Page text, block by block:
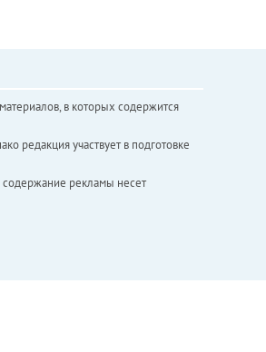
в которых содержится
редакция участвует в подготовке
содержание рекламы несет